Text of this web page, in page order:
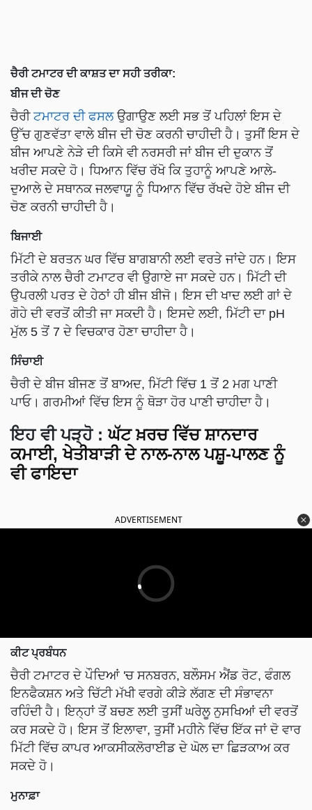
ਚੈਰੀ ਟਮਾਟਰ ਦੀ ਕਾਸ਼ਤ ਦਾ ਸਹੀ ਤਰੀਕਾ:
ਬੀਜ ਦੀ ਚੋਣ
ਚੈਰੀ ਟਮਾਟਰ ਦੀ ਫਸਲਉਗਾਉਣ ਲਈ ਸਭ ਤੋਂ ਪਹਿਲਾਂ ਇਸ ਦੇ
ਉੱਚ ਗੁਣਵੱਤਾ ਵਾਲੇ ਬੀਜ ਦੀ ਚੋਣ ਕਰਨੀ ਚਾਹੀਦੀ ਹੈ। ਤੁਸੀਂ ਇਸ ਦੇ
ਬੀਜ ਆਪਣੇ ਨੇੜੇ ਦੀ ਕਿਸੇ ਵੀ ਨਰਸਰੀ ਜਾਂ ਬੀਜ ਦੀ ਦੁਕਾਨ ਤੋਂ
ਖਰੀਦ ਸਕਦੇ ਹੋ। ਧਿਆਨ ਵਿੱਚ ਰੱਖੋ ਕਿ ਤੁਹਾਨੂੰ ਆਪਣੇ ਆਲੇ-
ਦੁਆਲੇ ਦੇ ਸਥਾਨਕ ਜਲਵਾਯੂ ਨੂੰ ਧਿਆਨ ਵਿੱਚ ਰੱਖਦੇ ਹੋਏ ਬੀਜ ਦੀ
ਚੋਣ ਕਰਨੀ ਚਾਹੀਦੀ ਹੈ।
ਬਿਜਾਈ
ਮਿੱਟੀ ਦੇ ਬਰਤਨ ਘਰ ਵਿੱਚ ਬਾਗਬਾਨੀ ਲਈ ਵਰਤੇ ਜਾਂਦੇ ਹਨ। ਇਸ
ਤਰੀਕੇ ਨਾਲ ਚੈਰੀ ਟਮਾਟਰ ਵੀ ਉਗਾਏ ਜਾ ਸਕਦੇ ਹਨ। ਮਿੱਟੀ ਦੀ
ਉਪਰਲੀ ਪਰਤ ਦੇ ਹੇਠਾਂ ਹੀ ਬੀਜ ਬੀਜੋ। ਇਸ ਦੀ ਖਾਦ ਲਈ ਗਾਂ ਦੇ
ਗੋਹੇ ਦੀ ਵਰਤੋਂ ਕੀਤੀ ਜਾ ਸਕਦੀ ਹੈ। ਇਸਦੇ ਲਈ, ਮਿੱਟੀ ਦਾ pH
ਮੁੱਲ 5 ਤੋਂ 7 ਦੇ ਵਿਚਕਾਰ ਹੋਣਾ ਚਾਹੀਦਾ ਹੈ।
ਸਿੰਚਾਈ
ਚੈਰੀ ਦੇ ਬੀਜ ਬੀਜਣ ਤੋਂ ਬਾਅਦ, ਮਿੱਟੀ ਵਿੱਚ 1 ਤੋਂ 2 ਮਗ ਪਾਣੀ
ਪਾਓ। ਗਰਮੀਆਂ ਵਿੱਚ ਇਸ ਨੂੰ ਥੋੜਾ ਹੋਰ ਪਾਣੀ ਚਾਹੀਦਾ ਹੈ।
ਇਹ ਵੀ ਪੜ੍ਹੋ : ਘੱਟ ਖ਼ਰਚ ਵਿੱਚ ਸ਼ਾਨਦਾਰ
ਕਮਾਈ, ਖੇਤੀਬਾੜੀ ਦੇ ਨਾਲ-ਨਾਲ ਪਸ਼ੂ-ਪਾਲਣ ਨੂੰ
ਵੀ ਫਾਇਦਾ
ਚੈਰੀ ਟਮਾਟਰ ਦੇ ਪੌਦਿਆਂ 'ਚ ਸਨਬਰਨ, ਬਲੌਸਮ ਐਂਡ ਰੋਟ, ਫੰਗਲ
ਇਨਫੈਕਸ਼ਨ ਅਤੇ ਚਿੱਟੀ ਮੱਖੀ ਵਰਗੇ ਕੀੜੇ ਲੱਗਣ ਦੀ ਸੰਭਾਵਨਾ
ਰਹਿੰਦੀ ਹੈ। ਇਨ੍ਹਾਂ ਤੋਂ ਬਚਣ ਲਈ ਤੁਸੀਂ ਘਰੇਲੂ ਨੁਸਖਿਆਂ ਦੀ ਵਰਤੋਂ
ਕਰ ਸਕਦੇ ਹੋ। ਇਸ ਤੋਂ ਇਲਾਵਾ, ਤੁਸੀਂ ਮਹੀਨੇ ਵਿੱਚ ਇੱਕ ਜਾਂ ਦੋ ਵਾਰ
ਮਿੱਟੀ ਵਿੱਚ ਕਾਪਰ ਆਕਸੀਕਲੋਰਾਈਡ ਦੇ ਘੋਲ ਦਾ ਛਿੜਕਾਅ ਕਰ
ਸਕਦੇ ਹੋ।
ਤੁਹਾਨੂੰ ਦੱਸ ਦੇਈਏ ਕਿ ਬਾਜ਼ਾਰ ਵਿੱਚ ਚੈਰੀ ਟਮਾਟਰ 100 ਰੁਪਏ